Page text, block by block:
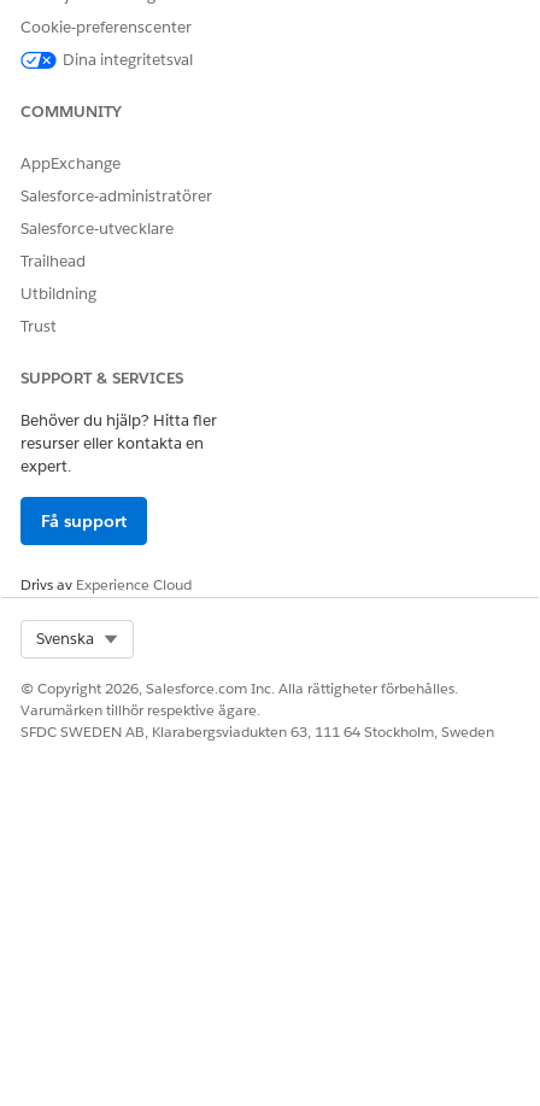
Cookie-preferenscenter
Dina integritetsval
COMMUNITY
AppExchange
Salesforce-administratörer
Salesforce-utvecklare
Trailhead
Utbildning
Trust
SUPPORT & SERVICES
Behöver du hjälp? Hitta fler
resurser eller kontakta en
expert.
Få support
Drivs av Experience Cloud
Svenska
© Copyright 2026, Salesforce.com Inc. Alla rättigheter förbehålles.
Varumärken tillhör respektive ägare.
SFDC SWEDEN AB, Klarabergsviadukten 63, 111 64 Stockholm, Sweden